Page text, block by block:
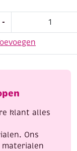
-
klant alles
Ons
materialen